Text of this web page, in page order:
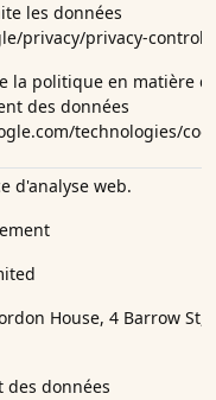
les données
privacy/privacy-
la politique en matière
des données
technologies/
d'analyse web.
House, 4 Barrow St,
données